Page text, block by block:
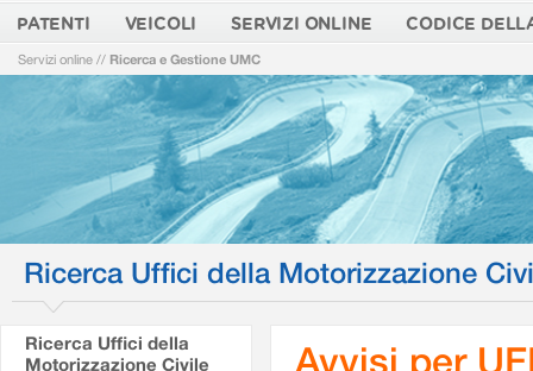
PATENTI VEICOLI SERVIZI ONLINE CODICE
Servizi online // Ricerca e Gestione UMC
Ricerca Uffici della Motorizzazione
Ricerca Uffici della
Motorizzazione Civile
Avvisi per